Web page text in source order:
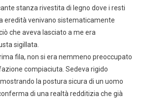
stanza rivestita di legno dove i resti
eredità venivano sistematicamente
che aveva lasciato a me era
sigillata.
fila, non si era nemmeno preoccupato
compiaciuta. Sedeva rigido
la postura sicura di un uomo
di una realtà redditizia che già